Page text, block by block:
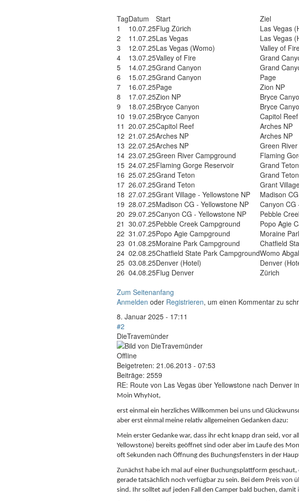
TagDatum Start Ziel
1
10.07.25Flug Zürich
Las Vegas
2
11.07.25Las Vegas
Las Vegas
3
12.07.25Las Vegas (Womo) Valley of
4
13.07.25Valley of Fire Grand
5
14.07.25Grand Canyon Grand
6
15.07.25Grand Canyon Page
7
16.07.25Page Zion NP
8
17.07.25Zion NP Bryce
9
18.07.25Bryce Canyon Bryce
10 19.07.25Bryce Canyon Capitol Reef
11 20.07.25Capitol Reef Arches NP
12 21.07.25Arches NP Arches NP
13 22.07.25Arches NP Green
14 23.07.25Green River Campground Flaming
15 24.07.25Flaming Gorge Reservoir Grand Teton
16 25.07.25Grand Teton
Grand Teton
17 26.07.25Grand Teton Grant
18 27.07.25Grant Village - Yellowstone NP Madison
19 28.07.25Madison CG - Yellowstone NP Canyon CG
20 29.07.25Canyon CG - Yellowstone NP Pebble
21 30.07.25Pebble Creek Campground Popo Agie
22 31.07.25Popo Agie Campground Moraine
23 01.08.25Moraine Park Campground Chatfield
24 02.08.25Chatfield State Park CampgroundWomo
25 03.08.25Denver (Hotel)
Denver
26 04.08.25Flug Denver
Zürich
Zum Seitenanfang
Anmelden oder Registrieren, um einen Kommentar zu
8. Januar 2025 - 17:11
#2
DieTravemünder
Offline
Beigetreten: 21.06.2013 - 07:53
Beiträge: 2559
RE: Route von Las Vegas über Yellowstone nach Denver
Moin WhyNot,
erst einmal ein herzliches Willkommen bei uns und
aber erst einmal meine relativ allgemeinen Gedanken dazu:
Mein erster Gedanke war, dass ihr echt knapp dran seid, vor
Yellowstone) bereits geöffnet sind oder aber im Laufe des
oft Sekunden nach Öffnung des Buchungsfensters in der
Zunächst habe ich mal auf einer Buchungsplattform
gerade tatsächlich noch verfügbar zu sein. Bei dem Preis von
sind. Ihr solltet auf jeden Fall den Camper bald buchen,